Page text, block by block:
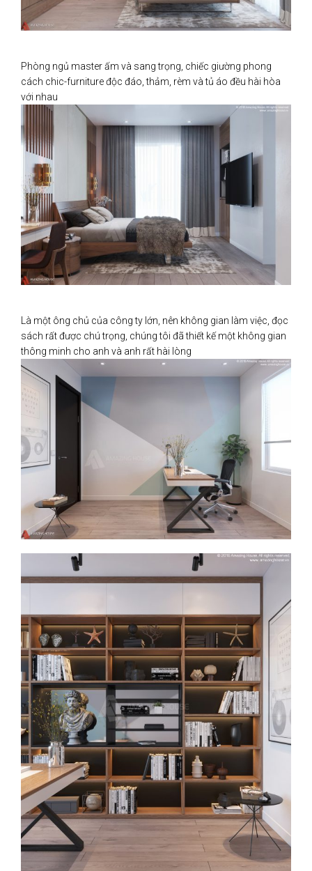
Phòng ngủ master ấm và sang trọng, chiếc giường phong
cách chic-furniture độc đáo, thảm, rèm và tủ áo đều hài hòa
với nhau
Là một ông chủ của công ty lớn, nên không gian làm việc, đọc
sách rất được chú trọng, chúng tôi đã thiết kế một không gian
thông minh cho anh và anh rất hài lòng